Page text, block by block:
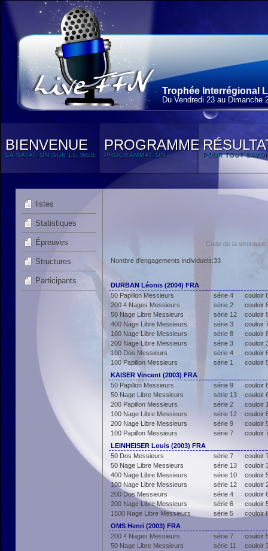
Trophée Interrégional
Du Vendredi 23 au Dimanche
BIENVENUE
LA NATATION SUR LE WEB
PROGRAMME
PROGRAMMATION POUR TOUT
listes
Statistiques
Épreuves
Structures
Participants
Code de la structure
Nombre d'engagements individuels:33
DURBAN Léonis (2004) FRA
50 Papillon Messieurs
série 4
couloir
200 4 Nages Messieurs
série 2
couloir
50 Nage Libre Messieurs
série 12
couloir
400 Nage Libre Messieurs
série 3
couloir
100 Nage Libre Messieurs
série 8
couloir
200 Nage Libre Messieurs
série 3
couloir
100 Dos Messieurs
série 4
couloir
100 Papillon Messieurs
série 1
couloir
KAISER Vincent (2003) FRA
50 Papillon Messieurs
série 9
couloir
50 Nage Libre Messieurs
série 13
couloir
200 Papillon Messieurs
série 2
couloir
100 Nage Libre Messieurs
série 12
couloir
200 Nage Libre Messieurs
série 9
couloir
100 Papillon Messieurs
série 7
couloir
LEINHEISER Louis (2003) FRA
50 Dos Messieurs
série 7
couloir
50 Nage Libre Messieurs
série 13
couloir
400 Nage Libre Messieurs
série 10
couloir
100 Nage Libre Messieurs
série 12
couloir
200 Dos Messieurs
série 4
couloir
200 Nage Libre Messieurs
série 6
couloir
1500 Nage Libre Messieurs
série 5
couloir
OMS Henri (2003) FRA
200 4 Nages Messieurs
série 7
couloir
50 Nage Libre Messieurs
série 11
couloir